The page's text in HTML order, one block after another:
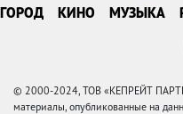
ГОРОД КИНО МУЗЫКА
© 2000-2024, ТОВ «КЕПРЕЙТ
материалы, опубликованные на